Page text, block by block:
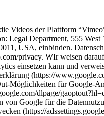
Videos der Plattform
Legal Department, 555 West
USA, einbinden.
privacy. WIr weisen
einsetzen kann und
(https://
Möglichkeiten für Google-
dlpage/
von Google für die
(https://